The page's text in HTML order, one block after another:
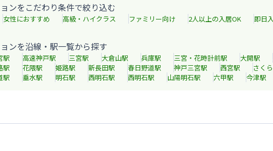
ンをこだわり条件で絞り込む
女性におすすめ 高級・ハイクラス ファミリー向け 2人以上の入居OK 即日
ンを沿線・駅一覧から探す
駅 高速神戸駅 三宮駅 大倉山駅 兵庫駅 三宮・花時計前駅 大開駅
駅 花隈駅 姫路駅 新長田駅 春日野道駅 神戸三宮駅 西宮駅 さく
駅 垂水駅 明石駅 西明石駅 西明石駅 山陽明石駅 六甲駅 今津駅